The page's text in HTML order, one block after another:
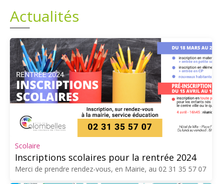
Actualités
Scolaire
Inscriptions scolaires pour la rentrée 2024
Merci de prendre rendez-vous, en Mairie, au 02 31 35 57 07
Plans
Demandes légales
Emploi
Marchés publics
Grands projets